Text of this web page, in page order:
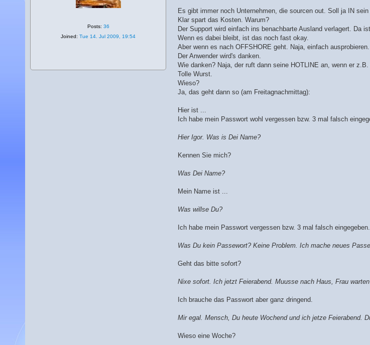
Es gibt immer noch Unternehmen, die sourcen out. Soll ja IN sein
Klar spart das Kosten. Warum?
Der Support wird einfach ins benachbarte Ausland verlagert. Da
Wenn es dabei bleibt, ist das noch fast okay.
Aber wenn es nach OFFSHORE geht. Naja, einfach ausprobieren.
Der Anwender wird's danken.
Wie danken? Naja, der ruft dann seine HOTLINE an, wenn er
Tolle Wurst.
Wieso?
Ja, das geht dann so (am Freitagnachmittag):
Hier ist ...
Ich habe mein Passwort wohl vergessen bzw. 3 mal falsch
Hier Igor. Was is Dei Name?
Kennen Sie mich?
Was Dei Name?
Mein Name ist ...
Was willse Du?
Ich habe mein Passwort vergessen bzw. 3 mal falsch
Was Du kein Passewort? Keine Problem. Ich mache neues
Geht das bitte sofort?
Nixe sofort. Ich jetzt Feierabend. Muusse nach Haus, Frau
Ich brauche das Passwort aber ganz dringend.
Mir egal. Mensch, Du heute Wochend und ich jetze Feierabend.
Wieso eine Woche?
Posts: 36
Joined: Tue 14. Jul 2009, 19:54